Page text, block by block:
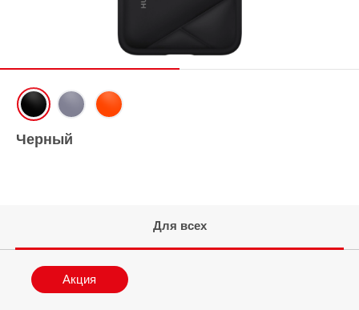
Черный
Для всех
Акция